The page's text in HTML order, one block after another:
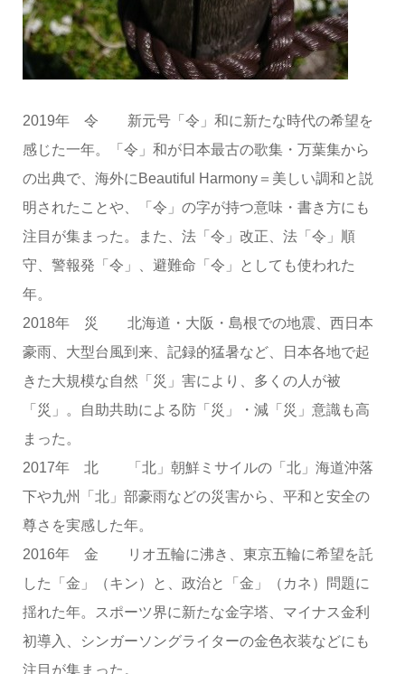
2019年 令 新元号「令」和に新たな時代の希望を
感じた一年。「令」和が日本最古の歌集・万葉集から
の出典で、海外にBeautiful Harmony＝美しい調和と説
明されたことや、「令」の字が持つ意味・書き方にも
注目が集まった。また、法「令」改正、法「令」順
守、警報発「令」、避難命「令」としても使われた
年。
2018年 災 北海道・大阪・島根での地震、西日本
豪雨、大型台風到来、記録的猛暑など、日本各地で起
きた大規模な自然「災」害により、多くの人が被
「災」。自助共助による防「災」・減「災」意識も高
まった。
2017年 北 「北」朝鮮ミサイルの「北」海道沖落
下や九州「北」部豪雨などの災害から、平和と安全の
尊さを実感した年。
2016年 金 リオ五輪に沸き、東京五輪に希望を託
した「金」（キン）と、政治と「金」（カネ）問題に
揺れた年。スポーツ界に新たな金字塔、マイナス金利
初導入、シンガーソングライターの金色衣装などにも
注目が集まった。